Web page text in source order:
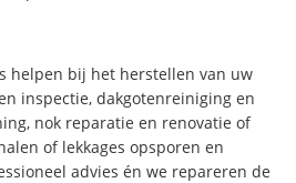
helpen bij het herstellen van uw
inspectie, dakgotenreiniging en
nok reparatie en renovatie of
of lekkages opsporen en
advies én we repareren de